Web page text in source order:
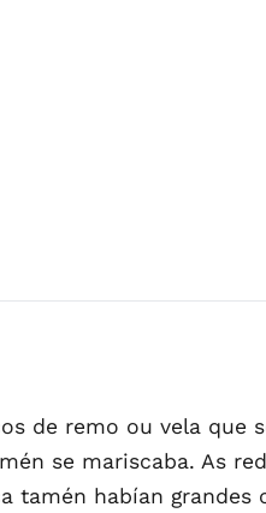
de remo ou vela que
se mariscaba. As
tamén habían grandes